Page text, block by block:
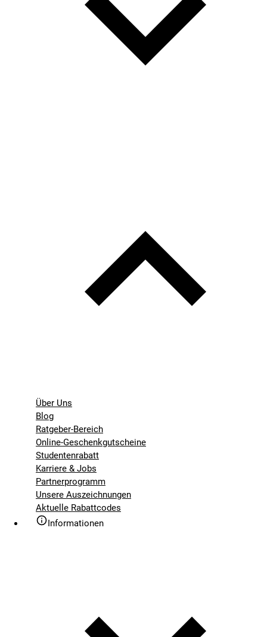
Über Uns
Blog
Ratgeber-Bereich
Online-Geschenkgutscheine
Studentenrabatt
Karriere & Jobs
Partnerprogramm
Unsere Auszeichnungen
Aktuelle Rabattcodes
Informationen